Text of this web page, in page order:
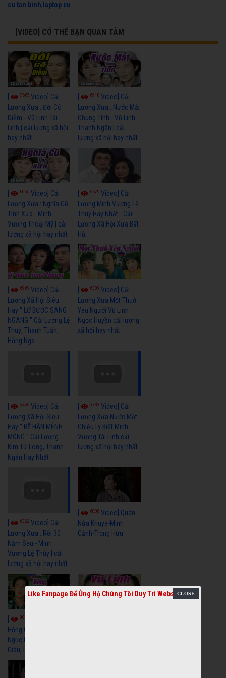
cu tan binh, laptop cu
[VIDEO] CÓ THỂ BẠN QUAN TÂM
7665 Video] Cải
Lương Xưa : Đời Cô
Diễm - Vũ Linh Tài
Linh | cải lương xã hội
hay nhất
6918Video] Cải
Lương Xưa : Nước Mắt
Chung Tình - Vũ Linh
Thanh Ngân | cải
lương xã hội hay nhất
6055 Video] Cải
Lương Xưa : Nghĩa Cũ
Tình Xưa - Minh
Vương Thoại Mỹ | cải
lương xã hội hay nhất
6679Video] Cải
Lương Minh Vương Lệ
Thuỷ Hay Nhất - Cải
Lương Xã Hội Xưa Bất
Hủ
6969 Video] Cải
Lương Xã Hội Siêu
Hay " LỠ BƯỚC SANG
NGANG " Cải Lương Lệ
Thuỷ, Thanh Tuấn,
Hồng Nga
6389Video] Cải
Lương Xưa Một Thuở
Yêu Người Vũ Linh
Ngọc Huyền cải lương
xã hội hay nhất
5459 Video] Cải
Lương Xã Hội Siêu
Hay " BỂ HẬN MÊNH
MÔNG " Cải Lương
Kim Tử Long, Thanh
Ngân Hay Nhất
5733Video] Cải
Lương Xưa Nước Mắt
Chiều Ly Biệt Minh
Vương Tài Linh cải
lương xã hội hay nhất
6322 Video] Cải
Lương Xưa : Rồi 30
Năm Sau - Minh
Vương Lệ Thủy | cải
lương xã hội hay nhất
6038Video] Quán
Nửa Khuya-Minh
Cảnh-Trọng Hữu
9055
Hồng Cài Áo - Vũ Linh,
Ngọc Huyền, Ngọc
Giàu, Diệp Lang
Like Fanpage Để Ủng Hộ Chúng Tôi Duy Trì Website